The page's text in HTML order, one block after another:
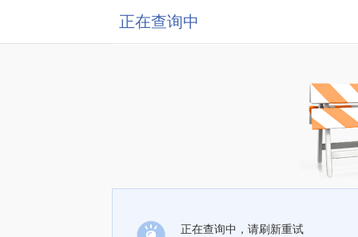
正在查询中
正在查询中，请刷新重试